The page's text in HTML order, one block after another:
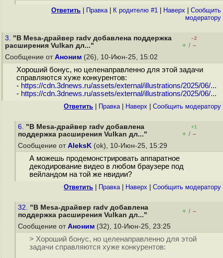
Ответить Правка| К родителю #1 Наверх
Cообщить
модератору
3. "В Mesa-драйвер radv добавлена поддержка
расширения Vulkan дл..."
–2
+ / –
Сообщение от Аноним (26), 10-Июн-25, 15:02
Хороший бонус, но целенаправленно для этой задачи
справляются хуже конкурентов:
- https://cdn.3dnews.ru/assets/external/illustrations/2025/06/...
- https://cdn.3dnews.ru/assets/external/illustrations/2025/06/...
Ответить Правка| Наверх Cообщить модератору
6. "В Mesa-драйвер radv добавлена
поддержка расширения Vulkan дл..."
+1
+ / –
Сообщение от AleksK (ok), 10-Июн-25, 15:29
А можешь продемонстрировать аппаратное
декодирование видео в любом браузере под
вейландом на той же нвидии?
Ответить Правка| Наверх Cообщить модератору
32. "В Mesa-драйвер radv добавлена
поддержка расширения Vulkan дл..."
+ / –
Сообщение от Аноним (32), 10-Июн-25, 23:25
> Хороший бонус, но целенаправленно для этой
задачи справляются хуже конкурентов: